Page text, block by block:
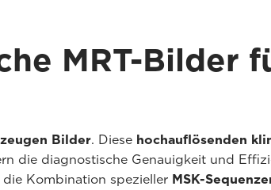
MRT-Bilder
Bilder. Diese hochauflösenden
die diagnostische Genauigkeit und
Kombination spezieller MSK-